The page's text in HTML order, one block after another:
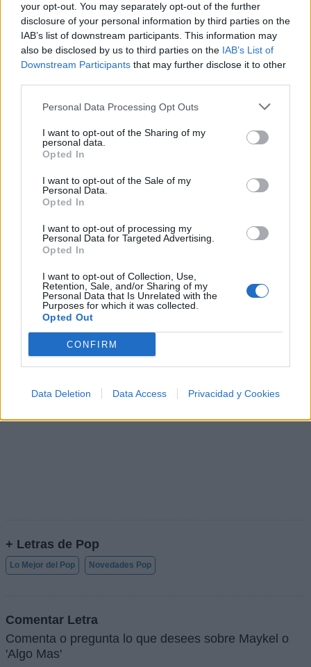
your opt-out. You may separately opt-out of the further
disclosure of your personal information by third parties on the
IAB’s list of downstream participants. This information may
also be disclosed by us to third parties on the IAB’s List of
Downstream Participants that may further disclose it to other
Personal Data Processing Opt Outs
I want to opt-out of the Sharing of my
personal data.
Opted In
I want to opt-out of the Sale of my
Personal Data.
Opted In
I want to opt-out of processing my
Personal Data for Targeted Advertising.
Opted In
I want to opt-out of Collection, Use,
Retention, Sale, and/or Sharing of my
Personal Data that Is Unrelated with the
Purposes for which it was collected.
Opted Out
CONFIRM
Data Deletion Data Access Privacidad y Cookies
Biografía de Maykel
Maykel: La Revolución del Pop-Latino que
Conquistó Corazones
Ranking de Maykel
Maykelno está entre los 500 artistas más
apoyados y visitados de esta semana, su mejor
puesto ha sido el495ºen diciembre de 2014.
¿Apoyar a Maykel?
24 0
Ranking de Maykel TOP Música
+ Letras de Pop
Lo Mejor del Pop Novedades Pop
Comentar Letra
Comenta o pregunta lo que desees sobre Maykel o
'Algo Mas'